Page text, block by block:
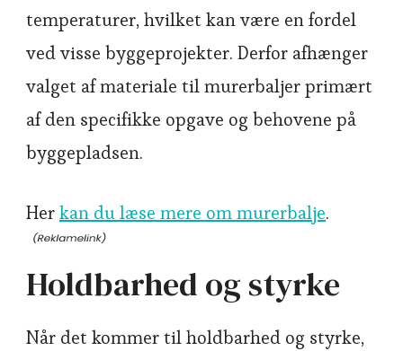
temperaturer, hvilket kan være en fordel
ved visse byggeprojekter. Derfor afhænger
valget af materiale til murerbaljer primært
af den specifikke opgave og behovene på
byggepladsen.
Herkan du læse mere om murerbalje.
Holdbarhed og styrke
Når det kommer til holdbarhed og styrke,